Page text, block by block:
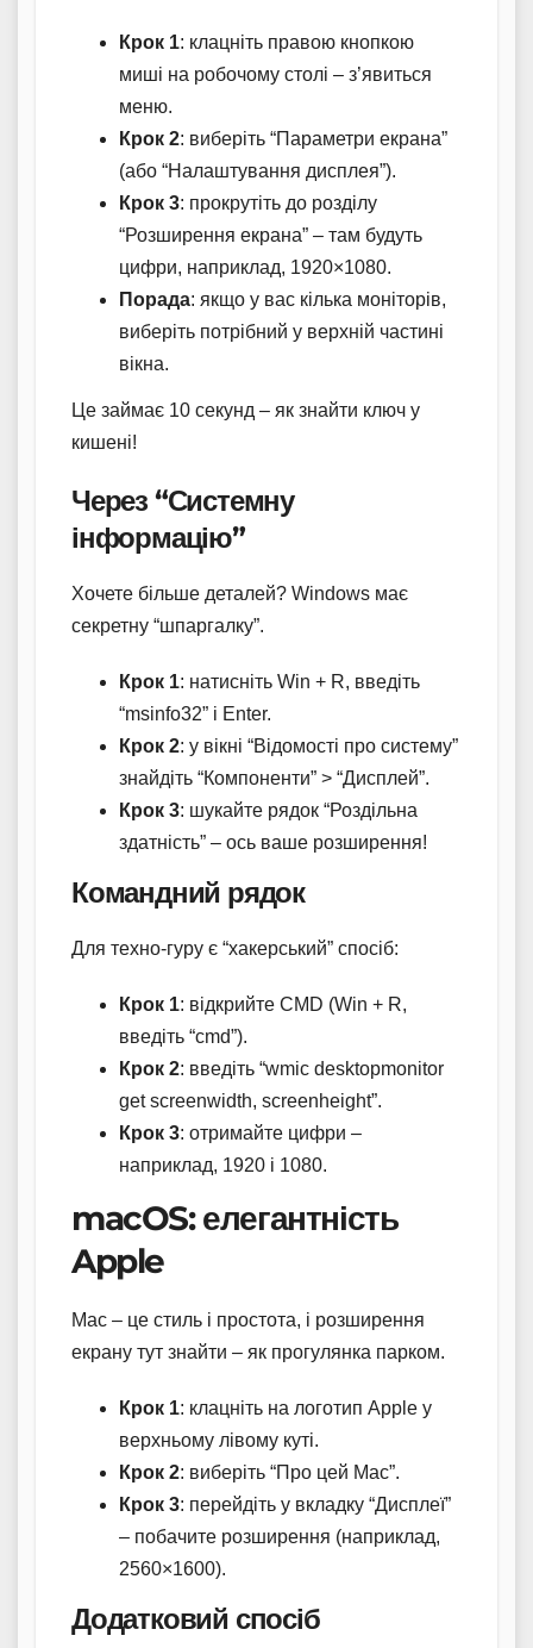
Крок 1: клацніть правою кнопкою
миші на робочому столі – з’явиться
меню.
Крок 2: виберіть “Параметри екрана”
(або “Налаштування дисплея”).
Крок 3: прокрутіть до розділу
“Розширення екрана” – там будуть
цифри, наприклад, 1920×1080.
Порада: якщо у вас кілька моніторів,
виберіть потрібний у верхній частині
вікна.
Це займає 10 секунд – як знайти ключ у
кишені!
Через “Системну
інформацію”
Хочете більше деталей? Windows має
секретну “шпаргалку”.
Крок 1: натисніть Win + R, введіть
“msinfo32” і Enter.
Крок 2: у вікні “Відомості про систему”
знайдіть “Компоненти” > “Дисплей”.
Крок 3: шукайте рядок “Роздільна
здатність” – ось ваше розширення!
Командний рядок
Для техно-гуру є “хакерський” спосіб:
Крок 1: відкрийте CMD (Win + R,
введіть “cmd”).
Крок 2: введіть “wmic desktopmonitor
get screenwidth, screenheight”.
Крок 3: отримайте цифри –
наприклад, 1920 і 1080.
macOS: елегантність
Apple
Mac – це стиль і простота, і розширення
екрану тут знайти – як прогулянка парком.
Крок 1: клацніть на логотип Apple у
верхньому лівому куті.
Крок 2: виберіть “Про цей Mac”.
Крок 3: перейдіть у вкладку “Дисплеї”
– побачите розширення (наприклад,
2560×1600).
Додатковий спосіб